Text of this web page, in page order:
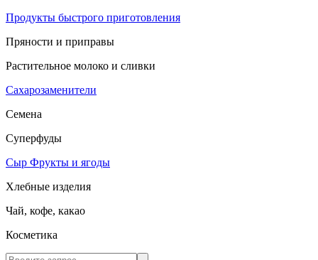
Продукты быстрого приготовления
Пряности и приправы
Растительное молоко и сливки
Сахарозаменители
Семена
Суперфуды
Сыр Фрукты и ягоды
Хлебные изделия
Чай, кофе, какао
Косметика